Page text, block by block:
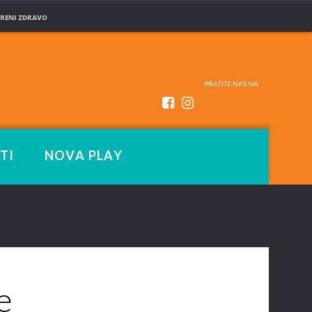
ZDRAVO
PRATITE NAS NA
NOVA PLAY